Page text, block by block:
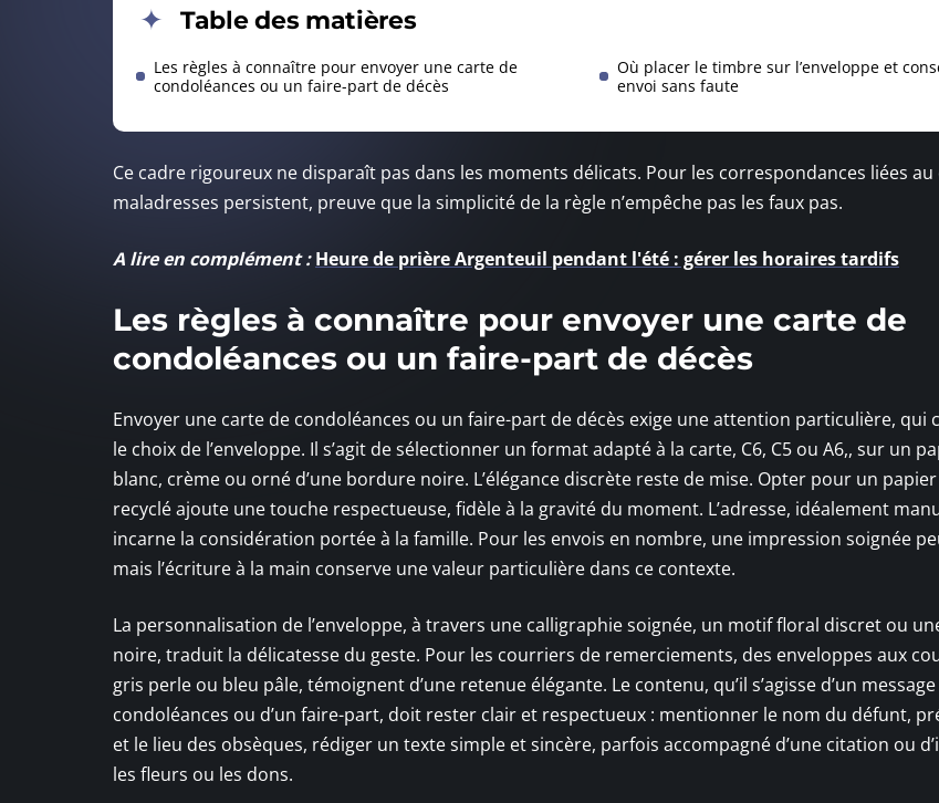
Table des matières
Les règles à connaître pour envoyer une carte de
condoléances ou un faire-part de décès
Où placer le timbre sur l’enveloppe et
envoi sans faute
Ce cadre rigoureux ne disparaît pas dans les moments délicats. Pour les correspondances liées au
maladresses persistent, preuve que la simplicité de la règle n’empêche pas les faux pas.
A lire en complément : Heure de prière Argenteuil pendant l'été : gérer les horaires tardifs
Les règles à connaître pour envoyer une carte de
condoléances ou un faire-part de décès
Envoyer une carte de condoléances ou un faire-part de décès exige une attention particulière, qui
le choix de l’enveloppe. Il s’agit de sélectionner un format adapté à la carte, C6, C5 ou A6,, sur un
blanc, crème ou orné d’une bordure noire. L’élégance discrète reste de mise. Opter pour un
recyclé ajoute une touche respectueuse, fidèle à la gravité du moment. L’adresse, idéalement
incarne la considération portée à la famille. Pour les envois en nombre, une impression soignée
mais l’écriture à la main conserve une valeur particulière dans ce contexte.
La personnalisation de l’enveloppe, à travers une calligraphie soignée, un motif floral discret ou
noire, traduit la délicatesse du geste. Pour les courriers de remerciements, des enveloppes aux
gris perle ou bleu pâle, témoignent d’une retenue élégante. Le contenu, qu’il s’agisse d’un
condoléances ou d’un faire-part, doit rester clair et respectueux : mentionner le nom du défunt,
et le lieu des obsèques, rédiger un texte simple et sincère, parfois accompagné d’une citation ou
les fleurs ou les dons.